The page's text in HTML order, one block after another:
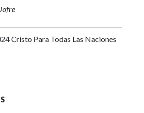
Cristo Para Todas Las Naciones